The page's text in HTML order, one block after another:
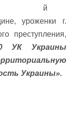
й
уроженки г.
преступления,
УК Украины
Украины».